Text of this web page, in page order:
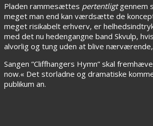
Pladen rammesættes pertentligtgennem
meget man end kan værdsætte de
meget risikabelt erhverv, er
med det nu hedengangne band Skvulp,
alvorlig og tung uden at blive
Sangen ”Cliffhangers Hymn” skal
now.« Det storladne og dramatiske
publikum an.